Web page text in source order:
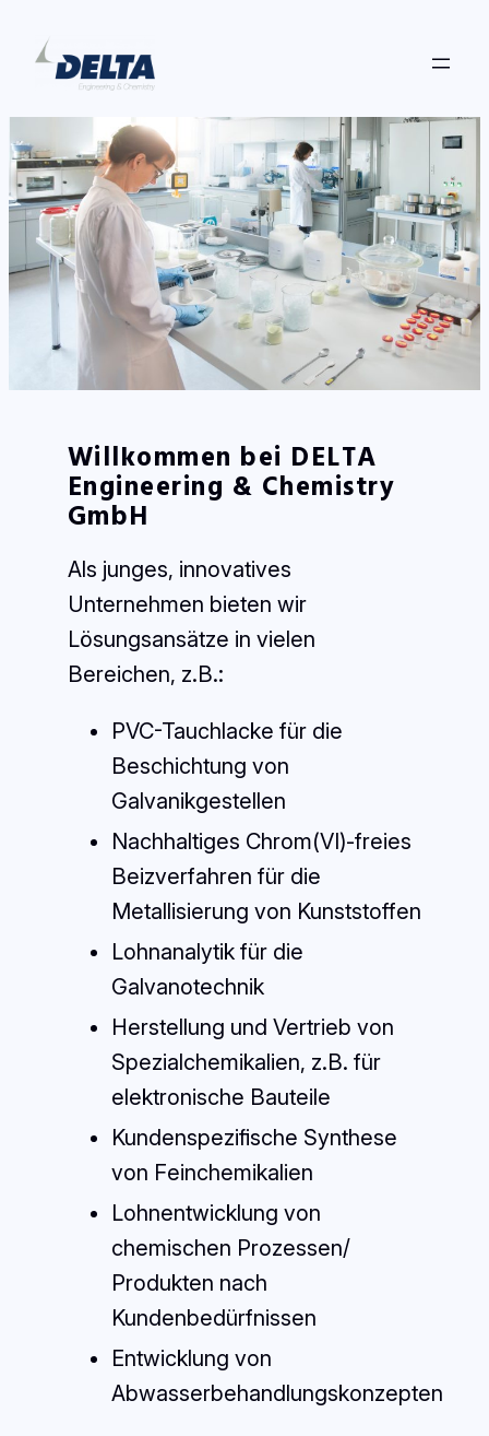
Inhalt
springen
Willkommen bei DELTA
Engineering & Chemistry
GmbH
Als junges, innovatives
Unternehmen bieten wir
Lösungsansätze in vielen
Bereichen, z.B.:
PVC-Tauchlacke für die
Beschichtung von
Galvanikgestellen
Nachhaltiges Chrom(VI)-freies
Beizverfahren für die
Metallisierung von Kunststoffen
Lohnanalytik für die
Galvanotechnik
Herstellung und Vertrieb von
Spezialchemikalien, z.B. für
elektronische Bauteile
Kundenspezifische Synthese
von Feinchemikalien
Lohnentwicklung von
chemischen Prozessen/
Produkten nach
Kundenbedürfnissen
Entwicklung von
Abwasserbehandlungskonzepten